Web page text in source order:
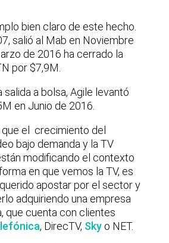
bien claro de este hecho.
salió al Mab en Noviembre
de 2016 ha cerrado la
por $7,9M.
salida a bolsa, Agile levantó
en Junio de 2016.
el crecimiento del
bajo demanda y la TV
modificando el contexto
en que vemos la TV, es
apostar por el sector y
adquiriendo una empresa
que cuenta con clientes
, DirecTV, Sky o NET.